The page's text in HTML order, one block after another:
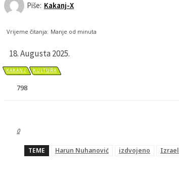
Piše: Kakanj-X
Vrijeme čitanja: Manje od minuta
18. Augusta 2025.
KAKANJ KULTURA
798
0
TEME Harun Nuhanović izdvojeno Izrael